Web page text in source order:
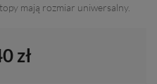
mają rozmiar uniwersalny.
zł